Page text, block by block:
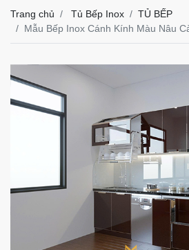
Trang chủ Tủ Bếp Inox
TỦ BẾP
Mẫu Bếp Inox Cánh Kính Màu Nâu